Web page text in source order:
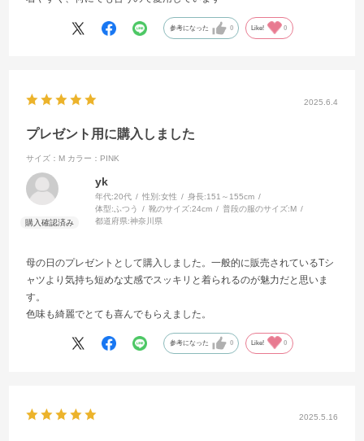
参考になった 0 Like! 0
2025.6.4
プレゼント用に購入しました
サイズ：M カラー：PINK
yk
年代:20代 性別:女性 身長:151～155cm
体型: ふつう 靴のサイズ:24cm 普段の服のサイズ:M
都道府県:神奈川県
母の日のプレゼントとして購入しました。一般的に販売されているTシ
ャツより気持ち短めな丈感でスッキリと着られるのが魅力だと思いま
す。
色味も綺麗でとても喜んでもらえました。
参考になった 0 Like! 0
2025.5.16